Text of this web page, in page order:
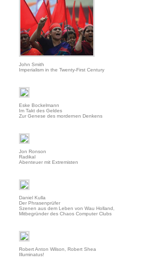
John Smith
Imperialism in the Twenty-First Century
Eske Bockelmann
Im Takt des Geldes
Zur Genese des mordernen Denkens
Jon Ronson
Radikal
Abenteuer mit Extremisten
Daniel Kulla
Der Phrasenprüfer
Szenen aus dem Leben von Wau Holland,
Mitbegründer des Chaos Computer Clubs
Robert Anton Wilson, Robert Shea
Illuminatus!